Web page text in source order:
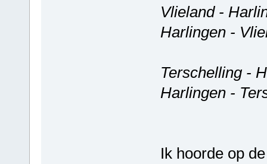
Vlieland -
Harlingen -
Terschelling -
Harlingen -
Ik hoorde op